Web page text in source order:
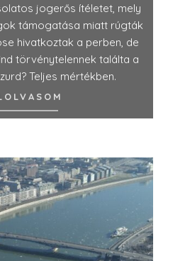
jogerős ítéletet, mely
támogatása miatt rúgták
hivatkoztak a perben, de
törvénytelennek találta a
Teljes mértékben.